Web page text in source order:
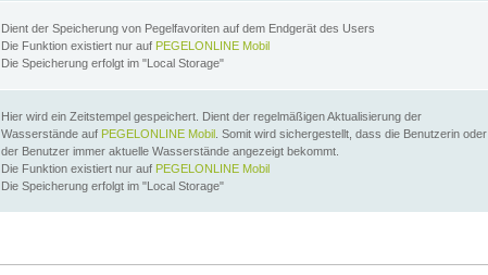
Dient der Speicherung von Pegelfavoriten auf dem Endgerät des Users
Die Funktion existiert nur auf PEGELONLINE Mobil
Die Speicherung erfolgt im "Local Storage"
Hier wird ein Zeitstempel gespeichert. Dient der regelmäßigen Aktualisierung der
Wasserstände auf PEGELONLINE Mobil . Somit wird sichergestellt, dass die Benutzerin oder
der Benutzer immer aktuelle Wasserstände angezeigt bekommt.
Die Funktion existiert nur auf PEGELONLINE Mobil
Die Speicherung erfolgt im "Local Storage"